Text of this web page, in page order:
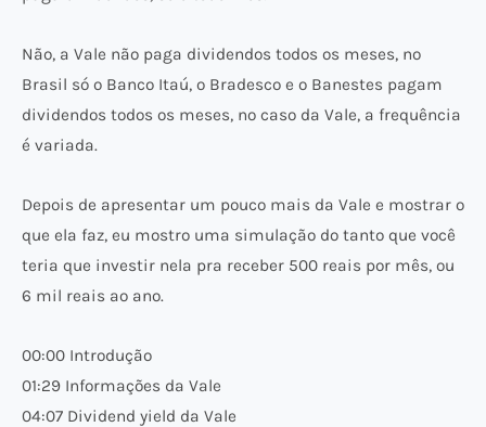
Não, a Vale não paga dividendos todos os meses, no
Brasil só o Banco Itaú, o Bradesco e o Banestes pagam
dividendos todos os meses, no caso da Vale, a frequência
é variada.
Depois de apresentar um pouco mais da Vale e mostrar o
que ela faz, eu mostro uma simulação do tanto que você
teria que investir nela pra receber 500 reais por mês, ou
6 mil reais ao ano.
00:00 Introdução
01:29 Informações da Vale
04:07 Dividend yield da Vale